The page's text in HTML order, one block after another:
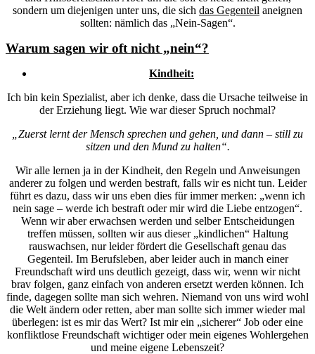
sondern um diejenigen unter uns, die sich das Gegenteil aneignen
sollten: nämlich das „Nein-Sagen“.
Warum sagen wir oft nicht „nein“?
Kindheit:
Ich bin kein Spezialist, aber ich denke, dass die Ursache teilweise in
der Erziehung liegt. Wie war dieser Spruch nochmal?
„Zuerst lernt der Mensch sprechen und gehen, und dann – still zu
sitzen und den Mund zu halten“.
Wir alle lernen ja in der Kindheit, den Regeln und Anweisungen
anderer zu folgen und werden bestraft, falls wir es nicht tun. Leider
führt es dazu, dass wir uns eben dies für immer merken: „wenn ich
nein sage – werde ich bestraft oder mir wird die Liebe entzogen“.
Wenn wir aber erwachsen werden und selber Entscheidungen
treffen müssen, sollten wir aus dieser „kindlichen“ Haltung
rauswachsen, nur leider fördert die Gesellschaft genau das
Gegenteil. Im Berufsleben, aber leider auch in manch einer
Freundschaft wird uns deutlich gezeigt, dass wir, wenn wir nicht
brav folgen, ganz einfach von anderen ersetzt werden können. Ich
finde, dagegen sollte man sich wehren. Niemand von uns wird wohl
die Welt ändern oder retten, aber man sollte sich immer wieder mal
überlegen: ist es mir das Wert? Ist mir ein „sicherer“ Job oder eine
konfliktlose Freundschaft wichtiger oder mein eigenes Wohlergehen
und meine eigene Lebenszeit?